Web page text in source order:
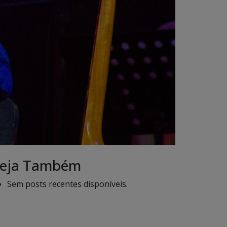
Também
Sem posts recentes disponíveis.